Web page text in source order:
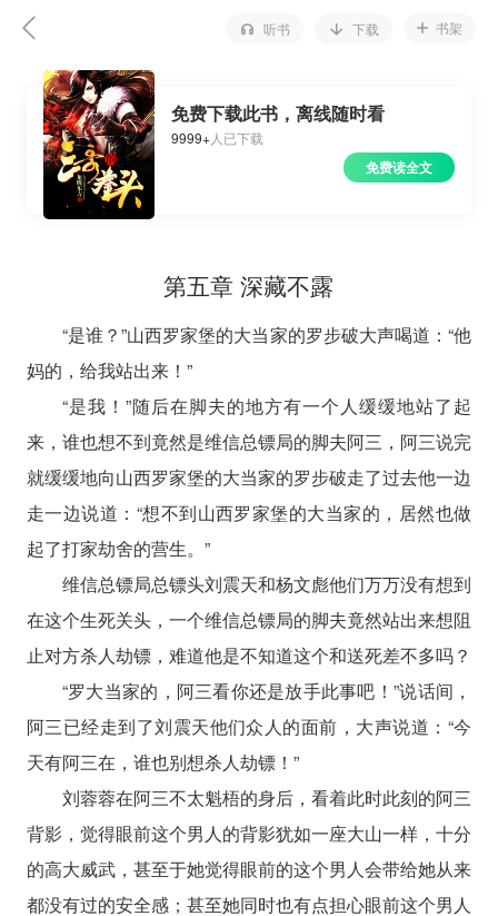
听书 下载 书架
免费下载此书，离线随时看
9999+人已下载
免费读全文
第五章 深藏不露
“是谁？”山西罗家堡的大当家的罗步破大声喝道：“他
妈的，给我站出来！”
“是我！”随后在脚夫的地方有一个人缓缓地站了起
来，谁也想不到竟然是维信总镖局的脚夫阿三，阿三说完
就缓缓地向山西罗家堡的大当家的罗步破走了过去他一边
走一边说道：“想不到山西罗家堡的大当家的，居然也做
起了打家劫舍的营生。”
维信总镖局总镖头刘震天和杨文彪他们万万没有想到
在这个生死关头，一个维信总镖局的脚夫竟然站出来想阻
止对方杀人劫镖，难道他是不知道这个和送死差不多吗？
“罗大当家的，阿三看你还是放手此事吧！”说话间，
阿三已经走到了刘震天他们众人的面前，大声说道：“今
天有阿三在，谁也别想杀人劫镖！”
刘蓉蓉在阿三不太魁梧的身后，看着此时此刻的阿三
背影，觉得眼前这个男人的背影犹如一座大山一样，十分
的高大威武，甚至于她觉得眼前的这个男人会带给她从来
都没有过的安全感；甚至她同时也有点担心眼前这个男人